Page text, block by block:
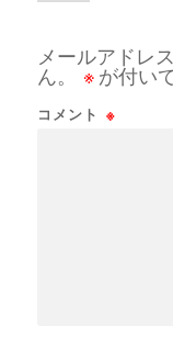
メールアドレ
ん。
※ が付い
コメント ※